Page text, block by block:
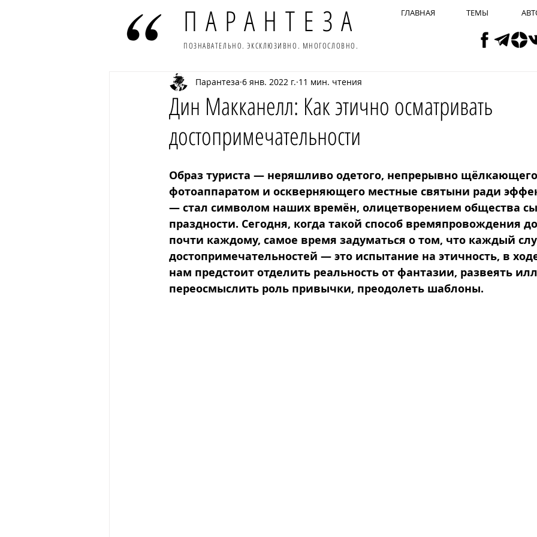
ПАРАНТЕЗА
ПОЗНАВАТЕЛЬНО. ЭКСКЛЮЗИВНО. МНОГОСЛОВНО.
ГЛАВНАЯ ТЕМЫ
Дин Макканелл: Как этично осматривать
достопримечательности
Парантеза 6 янв. 2022 г. 11 мин. чтения
Образ туриста — неряшливо одетого, непрерывно щёлкающего
фотоаппаратом и оскверняющего местные святыни ради
— стал символом наших времён, олицетворением общества
праздности. Сегодня, когда такой способ времяпровождения
почти каждому, самое время задуматься о том, что каждый
достопримечательностей — это испытание на этичность, в
нам предстоит отделить реальность от фантазии, развеять
переосмыслить роль привычки, преодолеть шаблоны.